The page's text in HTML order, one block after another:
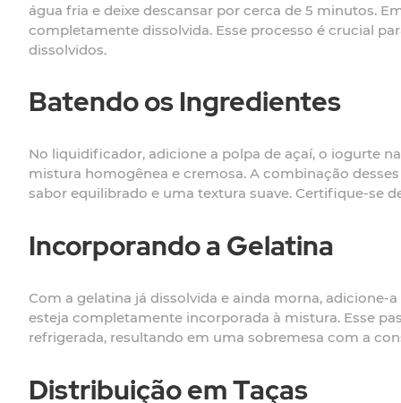
água fria e deixe descansar por cerca de 5 minutos.
completamente dissolvida. Esse processo é crucial
dissolvidos.
Batendo os Ingredientes
No liquidificador, adicione a polpa de açaí, o iogurte
mistura homogênea e cremosa. A combinação
sabor equilibrado e uma textura suave. Certifique-se
Incorporando a Gelatina
Com a gelatina já dissolvida e ainda morna,
esteja completamente incorporada à mistura. Esse
refrigerada, resultando em uma sobremesa com a
Distribuição em Taças